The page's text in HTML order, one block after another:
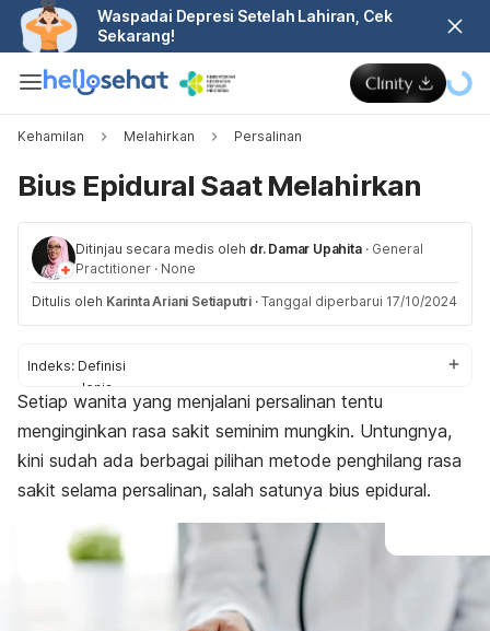
Waspadai Depresi Setelah Lahiran, Cek
Sekarang!
Kehamilan Melahirkan Persalinan
Bius Epidural Saat Melahirkan
Ditinjau secara medis oleh dr. Damar Upahita · General
Practitioner · None
Ditulis oleh Karinta Ariani Setiaputri · Tanggal diperbarui 17/10/2024
Indeks: Definisi
Jenis
Kapan dibutuhkan
Manfaat
Risiko
Setiap wanita yang menjalani persalinan tentu
menginginkan rasa sakit seminim mungkin. Untungnya,
kini sudah ada berbagai pilihan metode penghilang rasa
sakit selama persalinan, salah satunya bius epidural.